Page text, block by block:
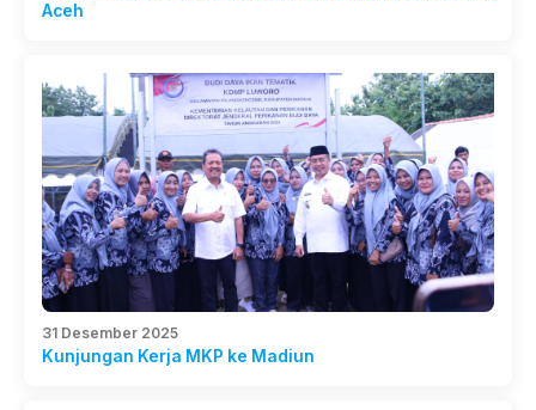
Aceh
31 Desember 2025
Kunjungan Kerja MKP ke Madiun